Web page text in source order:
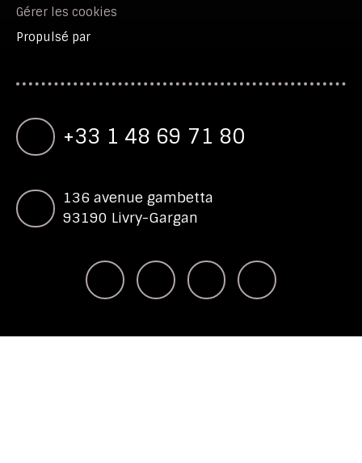
Gérer les cookies
Propulsé par
+33 1 48 69 71 80
136 avenue gambetta
93190 Livry-Gargan